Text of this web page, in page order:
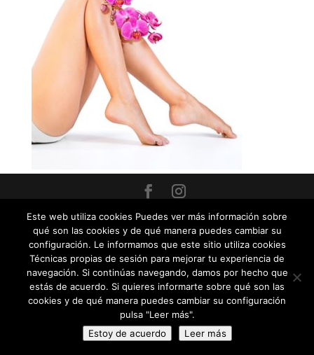
© Clínica Maica Soria |Aviso Legal - Política de
cookies - Política de privacidad - Términos y
condiciones| Diseñado con ♥ por TiquisViquis
Este web utiliza cookies Puedes ver más información sobre
qué son las cookies y de qué manera puedes cambiar su
configuración. Le informamos que este sitio utiliza cookies
Técnicas propias de sesión para mejorar tu experiencia de
navegación. Si continúas navegando, damos por hecho que
estás de acuerdo. Si quieres informarte sobre qué son las
cookies y de qué manera puedes cambiar su configuración
pulsa "Leer más".
Estoy de acuerdo
Leer más